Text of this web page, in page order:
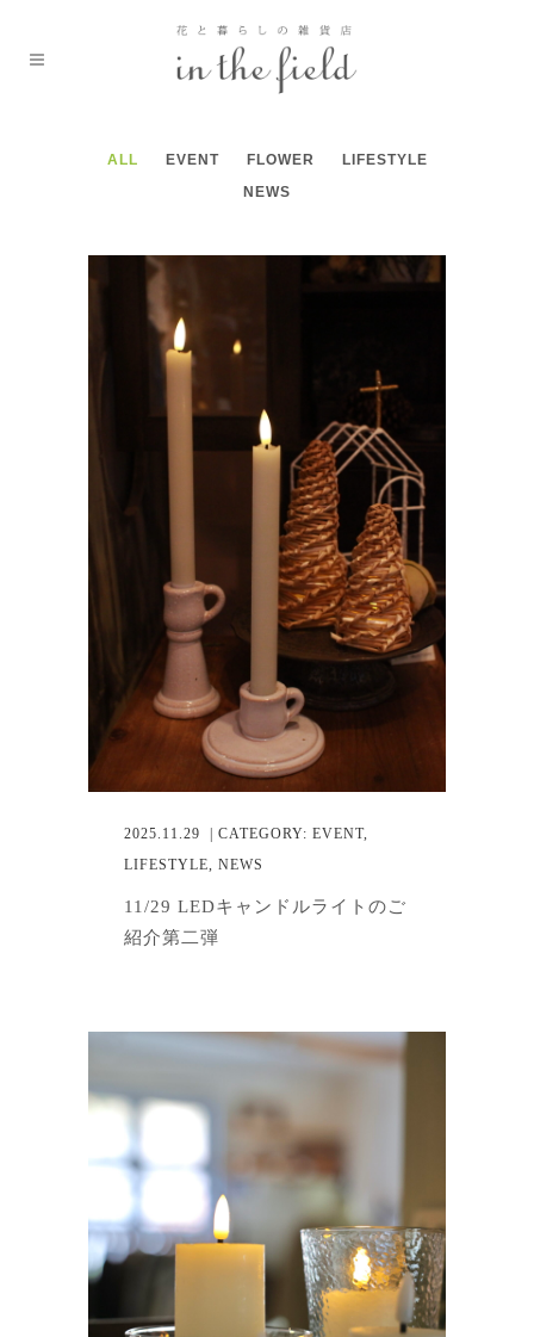
ALL EVENT FLOWER
LIFESTYLE
NEWS
2025.11.29 | CATEGORY: EVENT,
LIFESTYLE, NEWS
11/29 LEDキャンドルライトのご
紹介第二弾